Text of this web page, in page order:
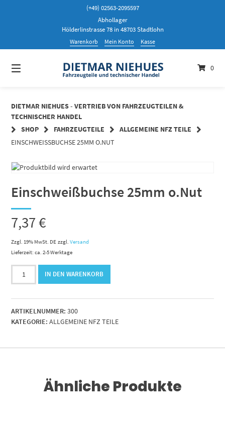
(+49) 02563-2095597
Abhollager
Hölderlinstrasse 78 in 48703 Stadtlohn
Warenkorb Mein Konto Kasse
0
DIETMAR NIEHUES - VERTRIEB VON FAHRZEUGTEILEN &
TECHNISCHER HANDEL
SHOP
FAHRZEUGTEILE
ALLGEMEINE NFZ TEILE
EINSCHWEISSBUCHSE 25MM O.NUT
Einschweißbuchse 25mm o.Nut
7,37€
Zzgl. 19% MwSt. DE zzgl.Versand
Lieferzeit: ca. 2-5 Werktage
Einschweißbuchse
25mm
Menge
IN DEN WARENKORB
ARTIKELNUMMER: 300
KATEGORIE: ALLGEMEINE NFZ TEILE
Ähnliche Produkte